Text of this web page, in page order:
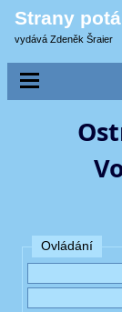
Strany
vydává Zdeněk Šraier
Ovládání